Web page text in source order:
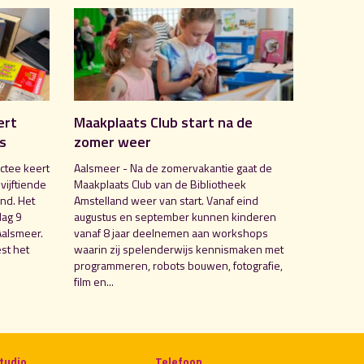
keert
Het
9
het
Maakplaats Club start na de
zomer weer
Aalsmeer - Na de zomervakantie gaat de
Maakplaats Club van de Bibliotheek
Amstelland weer van start. Vanaf eind
augustus en september kunnen kinderen
vanaf 8 jaar deelnemen aan workshops
waarin zij spelenderwijs kennismaken met
programmeren, robots bouwen, fotografie,
film en...